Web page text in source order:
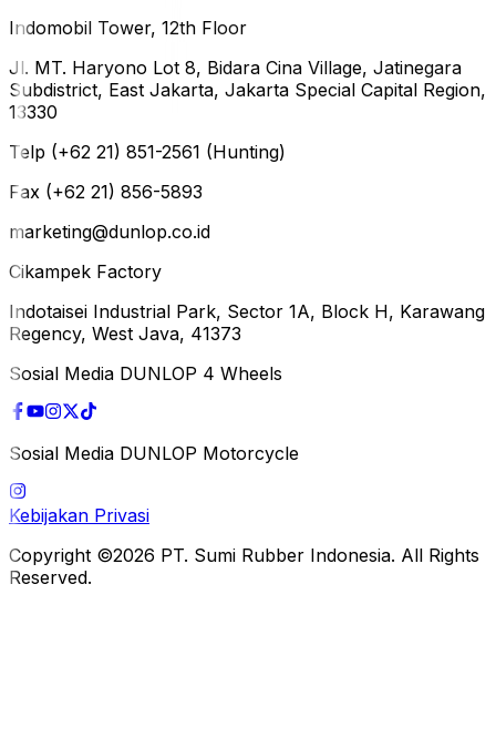
Indomobil Tower, 12th Floor
Jl. MT. Haryono Lot 8, Bidara Cina Village, Jatinegara
Subdistrict, East Jakarta, Jakarta Special Capital Region,
13330
Telp (+62 21) 851-2561 (Hunting)
Fax (+62 21) 856-5893
marketing@dunlop.co.id
Cikampek Factory
Indotaisei Industrial Park, Sector 1A, Block H, Karawang
Regency, West Java, 41373
Sosial Media DUNLOP 4 Wheels
Sosial Media DUNLOP Motorcycle
Kebijakan Privasi
Copyright ©2026 PT. Sumi Rubber Indonesia. All Rights
Reserved.